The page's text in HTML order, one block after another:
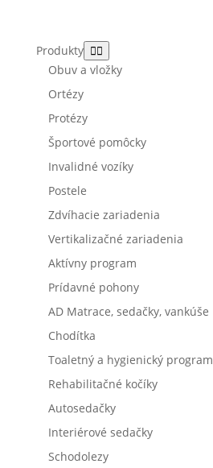
Produkty
Obuv a vložky
Ortézy
Protézy
Športové pomôcky
Invalidné vozíky
Postele
Zdvíhacie zariadenia
Vertikalizačné zariadenia
Aktívny program
Prídavné pohony
AD Matrace, sedačky, vankúše
Chodítka
Toaletný a hygienický program
Rehabilitačné kočíky
Autosedačky
Interiérové sedačky
Schodolezy